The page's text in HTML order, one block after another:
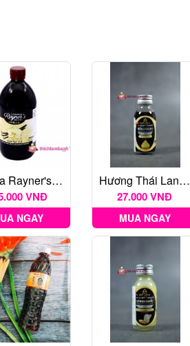
Vanilla Rayner's Essence 500ml
VNĐ
NGAY
Hương Thái Lan 30ml - Vanilla
27.000 VNĐ
MUA NGAY